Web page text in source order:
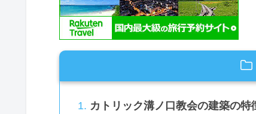
カトリック溝ノ口教会の建築の特